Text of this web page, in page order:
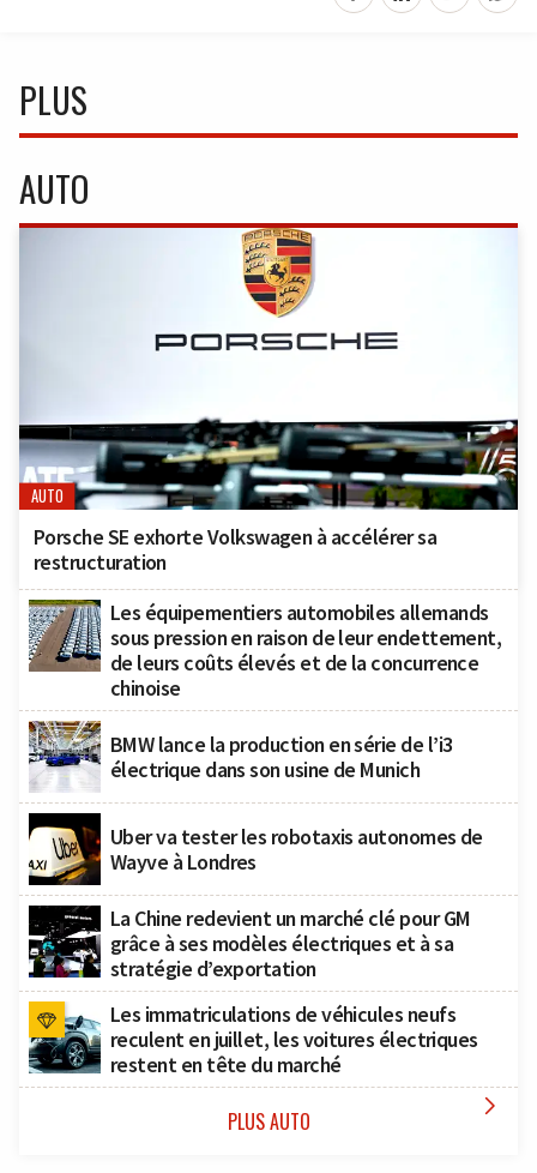
PLUS
AUTO
AUTO
Porsche SE exhorte Volkswagen à accélérer sa
restructuration
Les équipementiers automobiles allemands
sous pression en raison de leur endettement,
de leurs coûts élevés et de la concurrence
chinoise
BMW lance la production en série de l’i3
électrique dans son usine de Munich
Uber va tester les robotaxis autonomes de
Wayve à Londres
La Chine redevient un marché clé pour GM
grâce à ses modèles électriques et à sa
stratégie d’exportation
Les immatriculations de véhicules neufs
reculent en juillet, les voitures électriques
restent en tête du marché
PLUS AUTO 